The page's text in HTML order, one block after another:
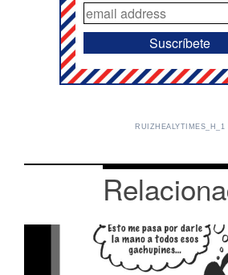
RUIZHEALYTIMES_H_1